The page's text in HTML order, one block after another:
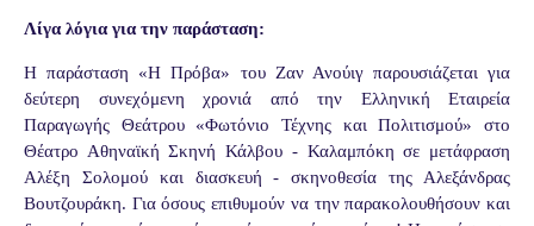
Λίγα λόγια για την παράσταση:
Η παράσταση «Η Πρόβα» του Ζαν Ανούιγ παρουσιάζεται για
δεύτερη συνεχόμενη χρονιά από την Ελληνική Εταιρεία
Παραγωγής Θεάτρου «Φωτόνιο Τέχνης και Πολιτισμού» στο
Θέατρο Αθηναϊκή Σκηνή Κάλβου - Καλαμπόκη σε μετάφραση
Αλέξη Σολομού και διασκευή - σκηνοθεσία της Αλεξάνδρας
Βουτζουράκη. Για όσους επιθυμούν να την παρακολουθήσουν και